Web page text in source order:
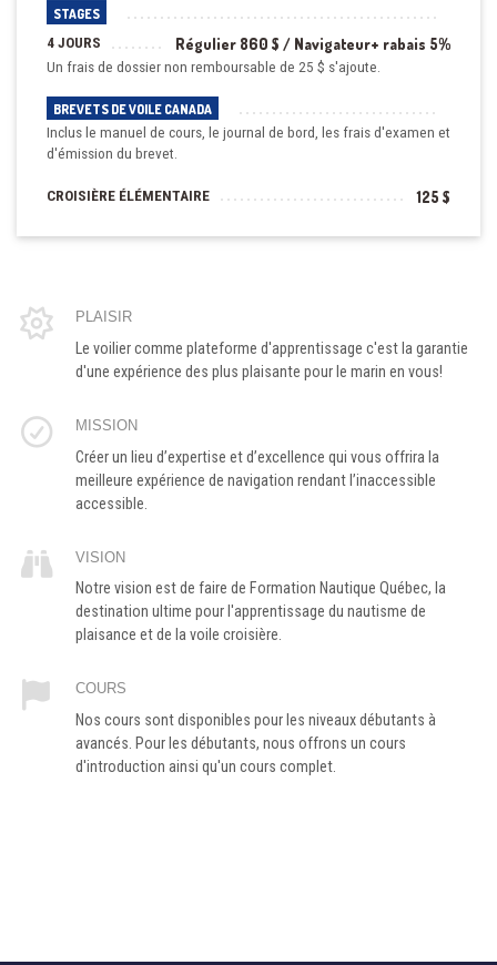
STAGES
4 JOURS
Régulier 860 $ / Navigateur+ rabais 5%
Un frais de dossier non remboursable de 25 $ s'ajoute.
BREVETS DE VOILE CANADA
Inclus le manuel de cours, le journal de bord, les frais d'examen et
d'émission du brevet.
CROISIÈRE ÉLÉMENTAIRE 125 $
PLAISIR
Le voilier comme plateforme d'apprentissage c'est la garantie
d'une expérience des plus plaisante pour le marin en vous!
MISSION
Créer un lieu d’expertise et d’excellence qui vous offrira la
meilleure expérience de navigation rendant l’inaccessible
accessible.
VISION
Notre vision est de faire de Formation Nautique Québec, la
destination ultime pour l'apprentissage du nautisme de
plaisance et de la voile croisière.
COURS
Nos cours sont disponibles pour les niveaux débutants à
avancés. Pour les débutants, nous offrons un cours
d'introduction ainsi qu'un cours complet.